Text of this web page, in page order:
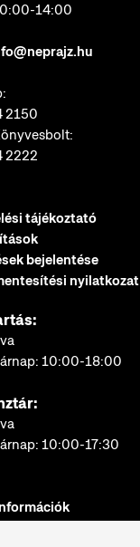
14:00
2150
2222
tájékoztató
bejelentése
nyilatkozat
10:00-18:00
10:00-17:30